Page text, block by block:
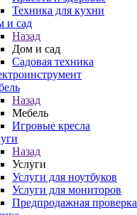
Техника для кухни
и сад
Назад
Дом и сад
Садовая техника
Назад
Мебель
Игровые кресла
Назад
Услуги
Услуги для ноутбуков
Услуги для мониторов
Предпродажная проверка